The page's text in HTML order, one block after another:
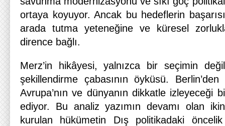
ortaya koyuyor. Ancak bu hedeflerin
arada tutma yeteneğine ve küresel
dirence bağlı.
Merz’in hikâyesi, yalnızca bir seçimin
şekillendirme çabasının öyküsü.
Avrupa’nın ve dünyanın dikkatle izleyeceği
ediyor. Bu analiz yazımın devamı olan
kurulan hükümetin Dış politikadaki öncelik